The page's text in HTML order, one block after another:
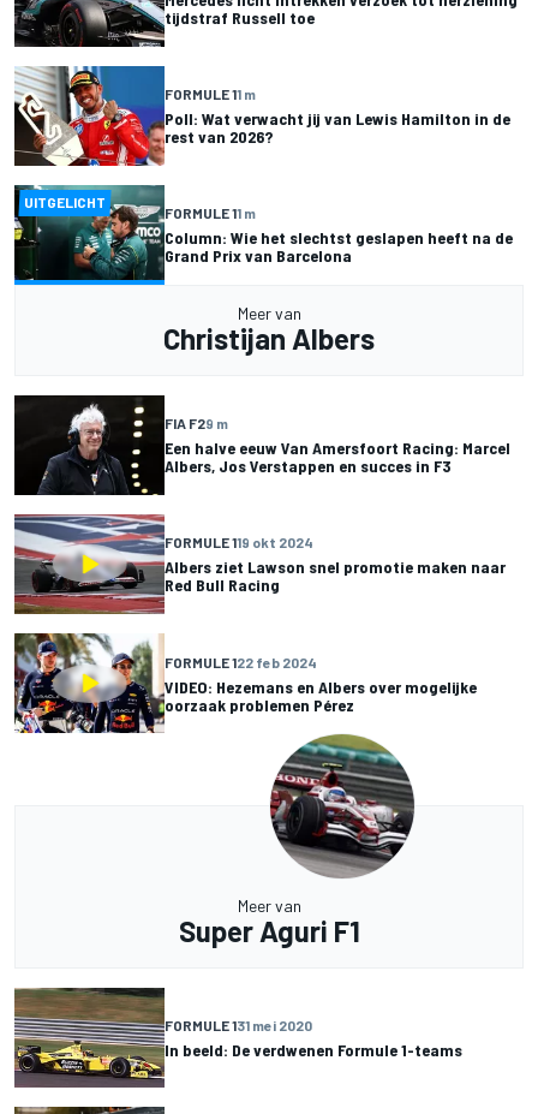
tijdstraf Russell toe
FORMULE 11 m
Poll: Wat verwacht jij van Lewis Hamilton in de
rest van 2026?
UITGELICHT
FORMULE 11 m
Column: Wie het slechtst geslapen heeft na de
Grand Prix van Barcelona
Meer van
Christijan Albers
FIA F29 m
Een halve eeuw Van Amersfoort Racing: Marcel
Albers, Jos Verstappen en succes in F3
FORMULE 119 okt 2024
Albers ziet Lawson snel promotie maken naar
Red Bull Racing
FORMULE 122 feb 2024
VIDEO: Hezemans en Albers over mogelijke
oorzaak problemen Pérez
Meer van
Super Aguri F1
FORMULE 131 mei 2020
In beeld: De verdwenen Formule 1-teams